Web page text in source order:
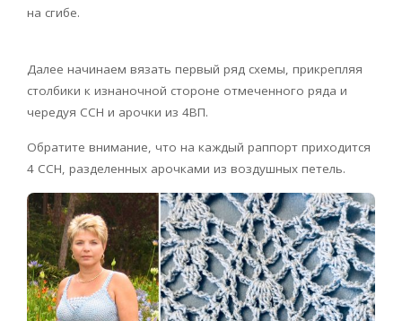
на сгибе.
Далее начинаем вязать первый ряд схемы, прикрепляя
столбики к изнаночной стороне отмеченного ряда и
чередуя ССН и арочки из 4ВП.
Обратите внимание, что на каждый раппорт приходится
4 ССН, разделенных арочками из воздушных петель.